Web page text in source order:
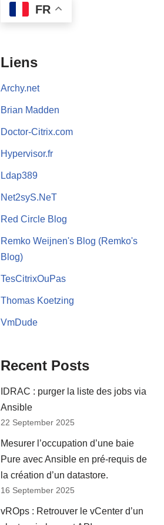
FR
Liens
Archy.net
Brian Madden
Doctor-Citrix.com
Hypervisor.fr
Ldap389
Net2syS.NeT
Red Circle Blog
Remko Weijnen's Blog (Remko's
Blog)
TesCitrixOuPas
Thomas Koetzing
VmDude
Recent Posts
IDRAC : purger la liste des jobs via
Ansible
22 September 2025
Mesurer l’occupation d’une baie
Pure avec Ansible en pré-requis de
la création d’un datastore.
16 September 2025
vROps : Retrouver le vCenter d’un